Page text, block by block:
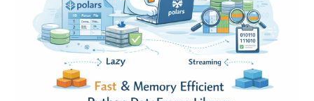
より強力にした」ことを暗に示しており、将来を見据え
た AAA プロトコルとして IETF によって策定されまし
た。 この記事では、RADIUSの課題 → Diameterの優位
性 → 関連技術（AAA/SCTP/IPSec/TLS） の流れで、情
報処理安全確保支援士として理解しておきたいポイント
を詳しく解説します。 1. RADIUSの限界と課題点